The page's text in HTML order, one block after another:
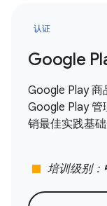
认证
Google
Google Play
Google Play
销最佳实践基础
stop 培训级别：